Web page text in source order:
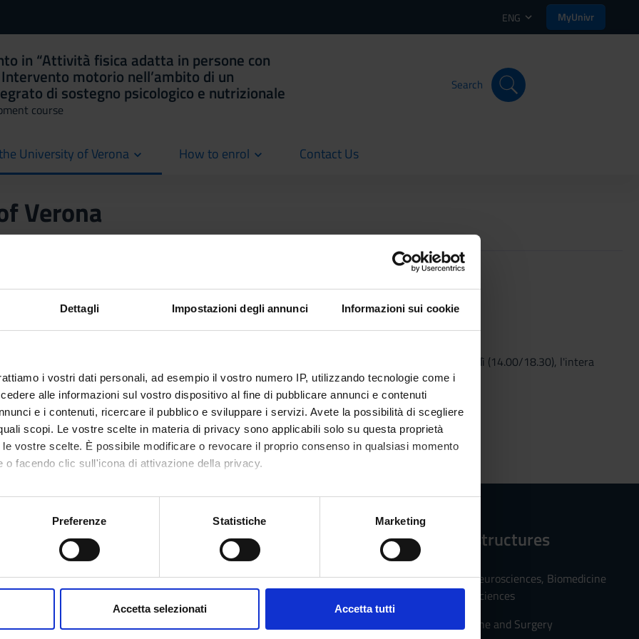
Dettagli Impostazioni degli annunci Informazioni sui cookie
i vostri dati personali, ad esempio il vostro numero IP, utilizzando tecnologie come i
alle informazioni sul vostro dispositivo al fine di pubblicare annunci e contenuti
e i contenuti, ricercare il pubblico e sviluppare i servizi. Avete la possibilità di scegliere
scopi. Le vostre scelte in materia di privacy sono applicabili solo su questa proprietà
vostre scelte. È possibile modificare o revocare il proprio consenso in qualsiasi momento
o facendo clic sull'icona di attivazione della privacy.
anche:
sulla tua posizione geografica, con un'approssimazione di qualche metro,
in qualsiasi momento dalla Dichiarazione sui cookie.
Preferenze Statistiche Marketing
Accetta selezionati Accetta tutti
ENG MyUnivr
in “Attività fisica adatta in persone con
motorio nell’ambito di un
di sostegno psicologico e nutrizionale
course
Search
University of Verona How to enrol Contact Us
current
Verona
duration of Months: 9 and will be held in the period from March 1, 2022 November 30, 2022
venerdì pomeriggio (14.00/18.30). Le lezioni in presenza: una volta al mese. Il pomeriggio di venerdì (14.00/18.30), l'intera
13.00 e 14.00/18.30) ed, eventualmente, domenica mattina (8.30/13.00).
University of Verona
Services and Faq
Prospective students
Students
Graduates
Reference structures
Department of Neurosciences, Biomedicine
and Movement Sciences
Faculty of Medicine and Surgery